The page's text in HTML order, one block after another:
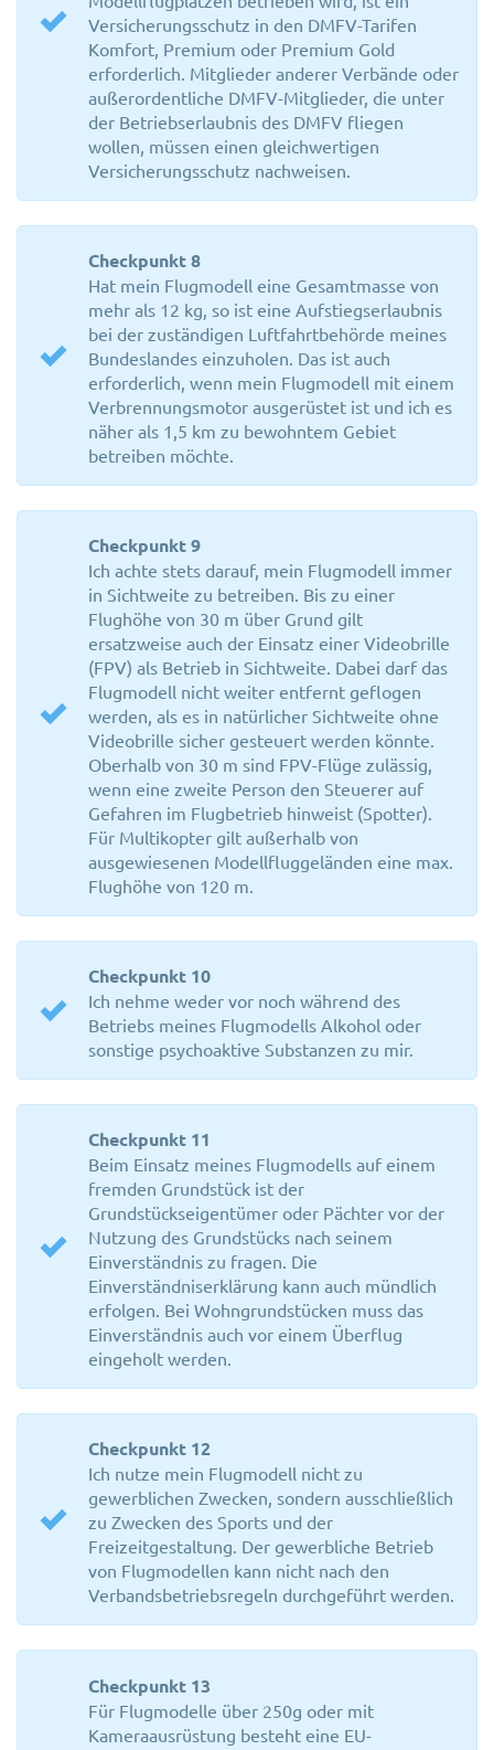
Versicherungsschutz in den DMFV-Tarifen
Komfort, Premium oder Premium Gold
erforderlich. Mitglieder anderer Verbände oder
außerordentliche DMFV-Mitglieder, die unter
der Betriebserlaubnis des DMFV fliegen
wollen, müssen einen gleichwertigen
Versicherungsschutz nachweisen.
Checkpunkt 8
Hat mein Flugmodell eine Gesamtmasse von
mehr als 12 kg, so ist eine Aufstiegserlaubnis
bei der zuständigen Luftfahrtbehörde meines
Bundeslandes einzuholen. Das ist auch
erforderlich, wenn mein Flugmodell mit einem
Verbrennungsmotor ausgerüstet ist und ich es
näher als 1,5 km zu bewohntem Gebiet
betreiben möchte.
Checkpunkt 9
Ich achte stets darauf, mein Flugmodell immer
in Sichtweite zu betreiben. Bis zu einer
Flughöhe von 30 m über Grund gilt
ersatzweise auch der Einsatz einer Videobrille
(FPV) als Betrieb in Sichtweite. Dabei darf das
Flugmodell nicht weiter entfernt geflogen
werden, als es in natürlicher Sichtweite ohne
Videobrille sicher gesteuert werden könnte.
Oberhalb von 30 m sind FPV-Flüge zulässig,
wenn eine zweite Person den Steuerer auf
Gefahren im Flugbetrieb hinweist (Spotter).
Für Multikopter gilt außerhalb von
ausgewiesenen Modellfluggeländen eine max.
Flughöhe von 120 m.
Checkpunkt 10
Ich nehme weder vor noch während des
Betriebs meines Flugmodells Alkohol oder
sonstige psychoaktive Substanzen zu mir.
Checkpunkt 11
Beim Einsatz meines Flugmodells auf einem
fremden Grundstück ist der
Grundstückseigentümer oder Pächter vor der
Nutzung des Grundstücks nach seinem
Einverständnis zu fragen. Die
Einverständniserklärung kann auch mündlich
erfolgen. Bei Wohngrundstücken muss das
Einverständnis auch vor einem Überflug
eingeholt werden.
Checkpunkt 12
Ich nutze mein Flugmodell nicht zu
gewerblichen Zwecken, sondern ausschließlich
zu Zwecken des Sports und der
Freizeitgestaltung. Der gewerbliche Betrieb
von Flugmodellen kann nicht nach den
Verbandsbetriebsregeln durchgeführt werden.
Checkpunkt 13
Für Flugmodelle über 250g oder mit
Kameraausrüstung besteht eine EU-